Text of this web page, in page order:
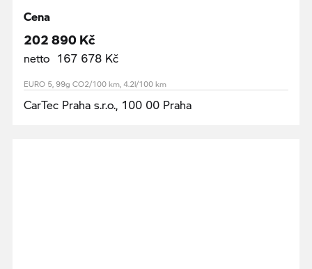
Cena
202 890 Kč
netto 167 678 Kč
EURO 5, 99g CO2/100 km, 4.2l/100 km
CarTec Praha s.r.o., 100 00 Praha